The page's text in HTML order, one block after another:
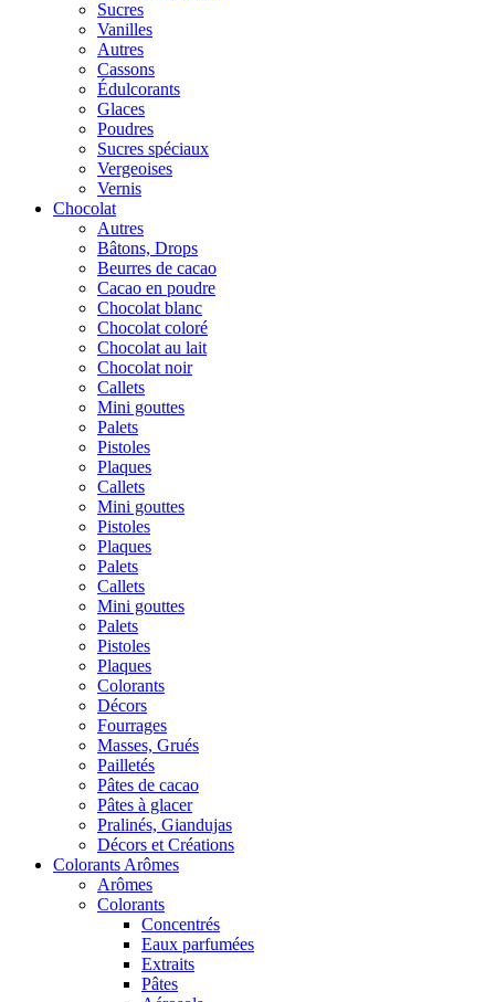
Sucres
Vanilles
Autres
Cassons
Édulcorants
Glaces
Poudres
Sucres spéciaux
Vergeoises
Vernis
Chocolat
Autres
Bâtons, Drops
Beurres de cacao
Cacao en poudre
Chocolat blanc
Chocolat coloré
Chocolat au lait
Chocolat noir
Callets
Mini gouttes
Palets
Pistoles
Plaques
Callets
Mini gouttes
Pistoles
Plaques
Palets
Callets
Mini gouttes
Palets
Pistoles
Plaques
Colorants
Décors
Fourrages
Masses, Grués
Pailletés
Pâtes de cacao
Pâtes à glacer
Pralinés, Giandujas
Décors et Créations
Colorants Arômes
Arômes
Colorants
Concentrés
Eaux parfumées
Extraits
Pâtes